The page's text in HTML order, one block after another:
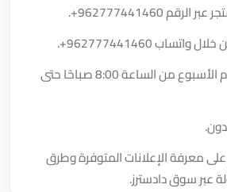
عبر الرقم+962777441460
.
خلال واتساب+962777441460
.
أوقات العمل: جميع أيام الأسبوع من الساعة 8:00 صباحًا حتى
معرفة الإعلانات المتوفرة وطرق
عبر سوق دادسترز.